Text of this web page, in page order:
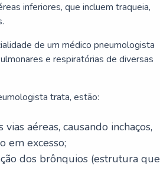
inferiores, que incluem traqueia,
de um médico pneumologista
e respiratórias de diversas
trata, estão:
aéreas, causando inchaços,
em excesso;
dos brônquios (estrutura que